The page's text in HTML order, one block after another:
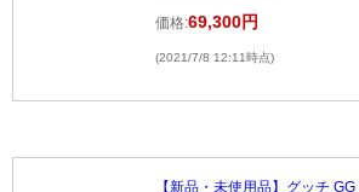
価格:69,300円
(2021/7/8 12:11時点)
【新品・未使用品】グッチ GG